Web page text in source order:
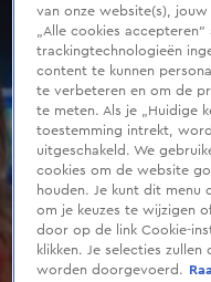
van onze website(s),
„Alle cookies
trackingtechnologieën
content te kunnen
te verbeteren en om de
te meten. Als je „Huidige
toestemming intrekt,
uitgeschakeld. We
cookies om de website
houden. Je kunt dit menu
om je keuzes te wijzigen
door op de link Cookie-
klikken. Je selecties
worden doorgevoerd.